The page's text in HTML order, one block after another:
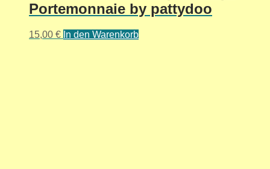
Portemonnaie by pattydoo
15,00 € In den Warenkorb